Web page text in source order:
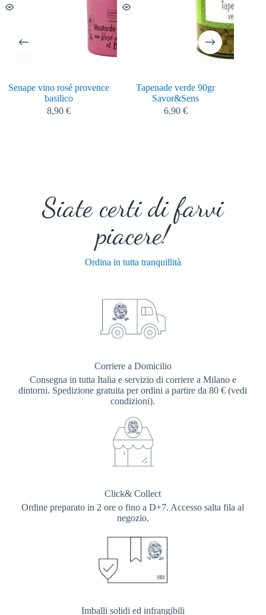
Senape vino rosé provence
basilico
8,90 €
Tapenade verde 90gr
Savor&Sens
6,90 €
Siate certi di farvi
piacere!
Ordina in tutta tranquillità
Corriere a Domicilio
Consegna in tutta Italia e servizio di corriere a Milano e
dintorni. Spedizione gratuita per ordini a partire da 80 € (vedi
condizioni).
Click& Collect
Ordine preparato in 2 ore o fino a D+7. Accesso salta fila al
negozio.
Imballi solidi ed infrangibili